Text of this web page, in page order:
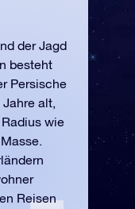
der Jagd
besteht
Persische
alt,
wie
Reisen